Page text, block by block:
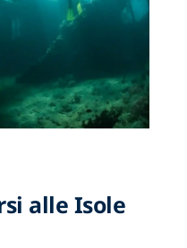
alle Isole